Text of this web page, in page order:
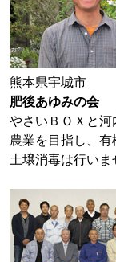
熊本県宇城市
肥後あゆみの会
やさいＢＯＸと河
農業を目指し、
土壌消毒は行いま